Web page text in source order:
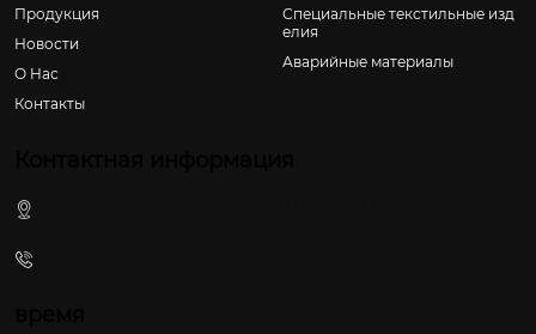
Продукция
Новости
О Hас
Контакты
Специальные текстильные изд
елия
Аварийные материалы